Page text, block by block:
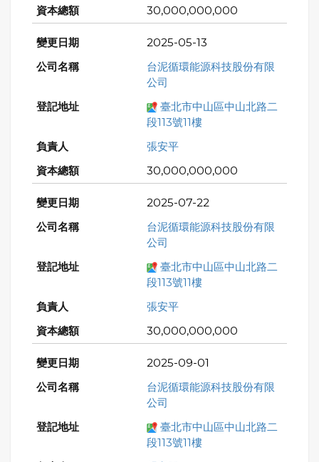
30,000,000,000
2025-05-13
台泥循環能源科技股份有限
公司
臺北市中山區中山北路二
段113號11樓
張安平
30,000,000,000
2025-07-22
台泥循環能源科技股份有限
公司
臺北市中山區中山北路二
段113號11樓
張安平
30,000,000,000
2025-09-01
台泥循環能源科技股份有限
公司
臺北市中山區中山北路二
段113號11樓